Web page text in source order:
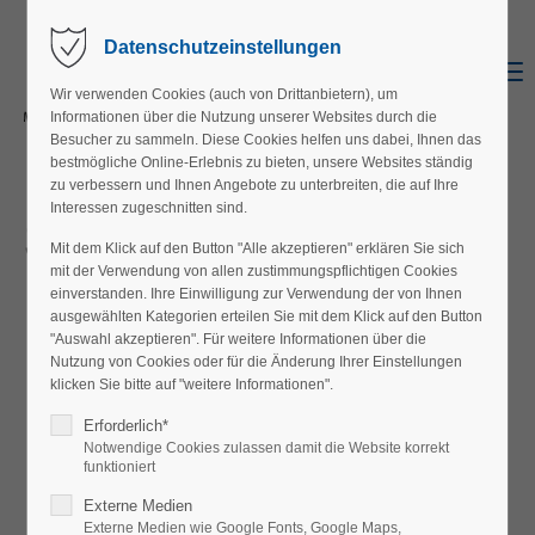
Sitemap
Aktuelles
Neuigkeiten
Veranstaltungen
Datenschutzeinstellungen
Wir verwenden Cookies (auch von Drittanbietern), um
Informationen über die Nutzung unserer Websites durch die
Besucher zu sammeln. Diese Cookies helfen uns dabei, Ihnen das
bestmögliche Online-Erlebnis zu bieten, unsere Websites ständig
zu verbessern und Ihnen Angebote zu unterbreiten, die auf Ihre
Interessen zugeschnitten sind.
Mit dem Klick auf den Button "Alle akzeptieren" erklären Sie sich
mit der Verwendung von allen zustimmungspflichtigen Cookies
einverstanden. Ihre Einwilligung zur Verwendung der von Ihnen
ausgewählten Kategorien erteilen Sie mit dem Klick auf den Button
"Auswahl akzeptieren". Für weitere Informationen über die
Nutzung von Cookies oder für die Änderung Ihrer Einstellungen
klicken Sie bitte auf "weitere Informationen".
Erforderlich*
Notwendige Cookies zulassen damit die Website korrekt
funktioniert
Externe Medien
Externe Medien wie Google Fonts, Google Maps,